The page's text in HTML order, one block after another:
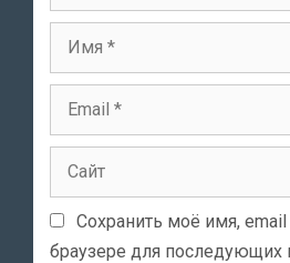
Сохранить моё имя,
браузере для последующих